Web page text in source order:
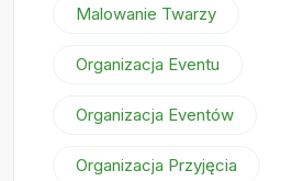
Malowanie Twarzy
Organizacja Eventu
Organizacja Eventów
Organizacja Przyjęcia